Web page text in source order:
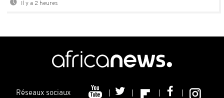
Il y a 2 heures
Réseaux sociaux